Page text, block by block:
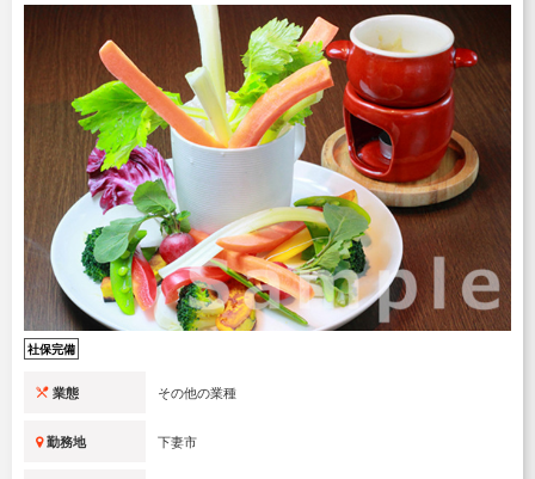
社保完備
業態 その他の業種
勤務地 下妻市